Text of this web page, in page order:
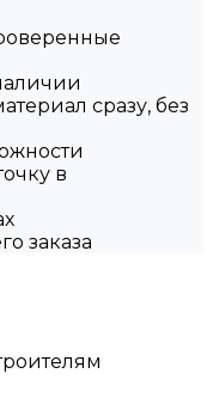
сразу, без
в
заказа